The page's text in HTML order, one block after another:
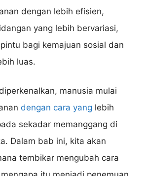
dengan lebih efisien,
yang lebih bervariasi,
bagi kemajuan sosial dan
luas.
manusia mulai
dengan cara yang lebih
sekadar memanggang di
Dalam bab ini, kita akan
tembikar mengubah cara